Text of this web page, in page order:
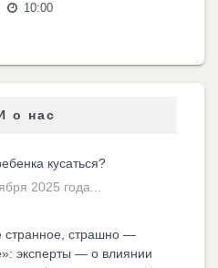
10:00
о нас
кусаться?
2025 года...
странное, страшно —
эксперты — о влиянии